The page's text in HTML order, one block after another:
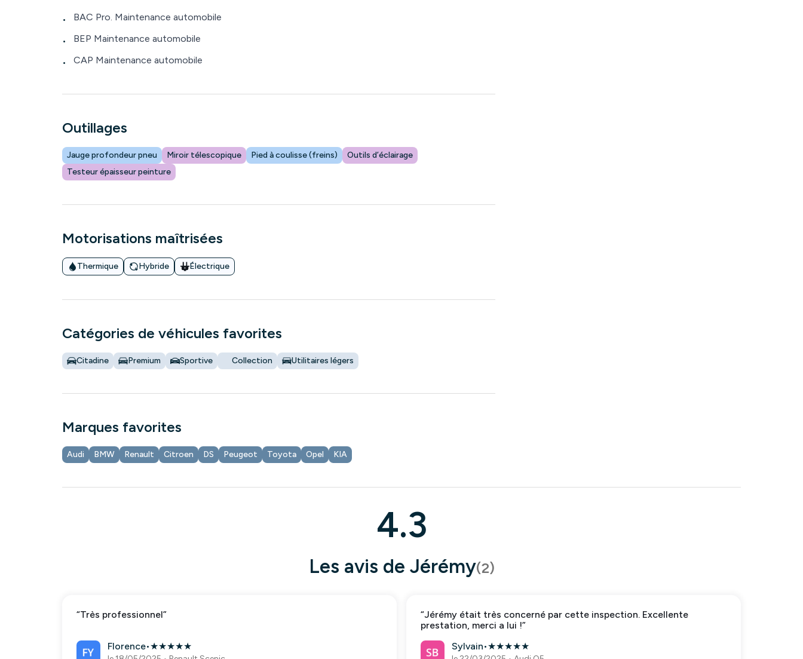
• BAC Pro. Maintenance automobile
• BEP Maintenance automobile
• CAP Maintenance automobile
Outillages
Jauge profondeur pneu Miroir télescopique Pied à coulisse (freins)
Outils d’éclairage
Testeur épaisseur peinture
Motorisations maîtrisées
Thermique Hybride Électrique
Catégories de véhicules favorites
Citadine Premium Sportive Collection Utilitaires légers
Marques favorites
Audi BMW Renault Citroen DS Peugeot Toyota Opel KIA
4.3
Les avis de Jérémy(2)
“Très professionnel”
Florence•★★★★★
“Jérémy était très concerné par cette inspection. Excellente
prestation, merci a lui !”
Sylvain•★★★★★